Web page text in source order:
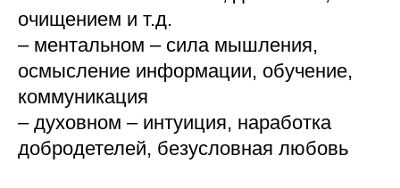
очищением и т.д.
– ментальном – сила мышления,
осмысление информации, обучение,
коммуникация
– духовном – интуиция, наработка
добродетелей, безусловная любовь